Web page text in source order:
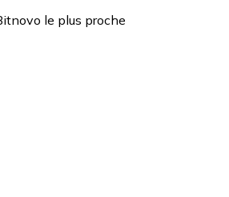
le plus proche